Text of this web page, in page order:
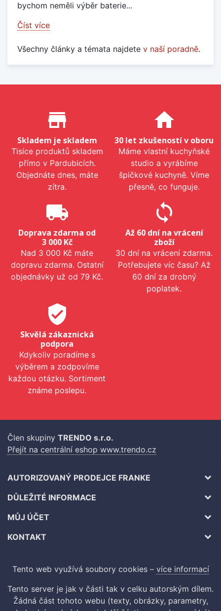
bychom neměli výběr baterie...
Číst více
Všechny články a témata najdete v naší poradně.
Proč nakupovat u nás?
store_mall_directory
Skladem je skladem
Tisíce produktů skladem
přímo v Pardubicích.
Objednáte dnes, máte
zítra.
home
30 let zkušeností v oboru
Máme vlastní kuchyňské
studio a vyrábíme
špičkové kuchyně. Víme
přesně, co funguje.
local_shipping
Doprava zdarma od
3 000 Kč
Nad 3 000 Kč máte
dopravu zdarma. Ostatní
objednávky už od 79 Kč.
sync
Až 60 dní na vrácení
zboží
30 dní na vrácení zdarma.
Potřebujete víc času? Až
60 dní za drobný
poplatek.
verified_user
Skvělá zákaznická
podpora
Kdykoliv poradíme s
výběrem a zodpovíme
každou otázku. Sortiment
známe poslepu.
Člen skupiny TRENDO s.r.o.
Přejít na centrální eshop www.trendo.cz
AUTORIZOVANÝ PRODEJCE FRANKE
DŮLEŽITÉ INFORMACE
MŮJ ÚČET
KONTAKT
Tento web využívá soubory cookies – více informací
Tento server je jak v části tak v celku autorským dílem.
Žádná část tohoto webu (texty, obrázky, parametry,